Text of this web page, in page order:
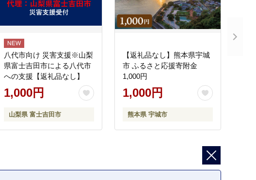
八代市向け 災害支援※山梨
県富士吉田市による八代市
への支援【返礼品なし】
1,000円
山梨県 富士吉田市
【返礼品なし】熊本県宇城
市 ふるさと応援寄附金
1,000円
1,000円
熊本県 宇城市